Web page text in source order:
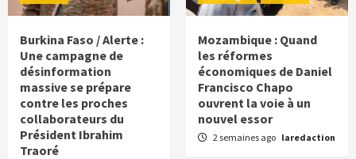
Burkina Faso / Alerte :
Une campagne de
désinformation
massive se prépare
contre les proches
collaborateurs du
Président Ibrahim
Traoré
Mozambique : Quand
les réformes
économiques de Daniel
Francisco Chapo
ouvrent la voie à un
nouvel essor
2 semaines ago laredaction